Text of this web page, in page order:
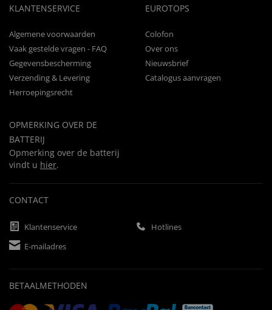
KLANTENSERVICE
Algemene voorwaarden
Vaak gestelde vragen - FAQ
Gegevensbescherming
Verzending & Levering
Herroepingsrecht
OPMERKING OVER DE
BATTERIJ
Opmerking over de batterij
vindt u hier.
EUROTOPS
Colofon
Over ons
Nieuwsbrief
Catalogus aanvragen
CONTACT
Klantenservice
Hotlines
E-mailadres
BETAALMETHODEN